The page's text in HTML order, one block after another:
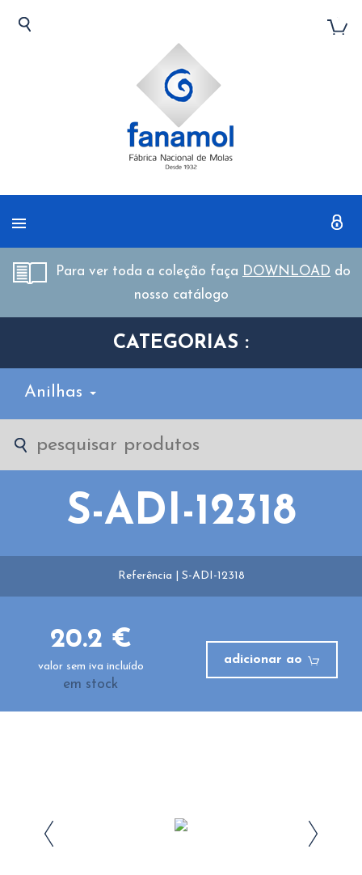
Para ver toda a coleção faça DOWNLOAD do
nosso catálogo
CATEGORIAS :
Anilhas
S-ADI-12318
Referência | S-ADI-12318
20.2 €
valor sem iva incluído
em stock
adicionar ao